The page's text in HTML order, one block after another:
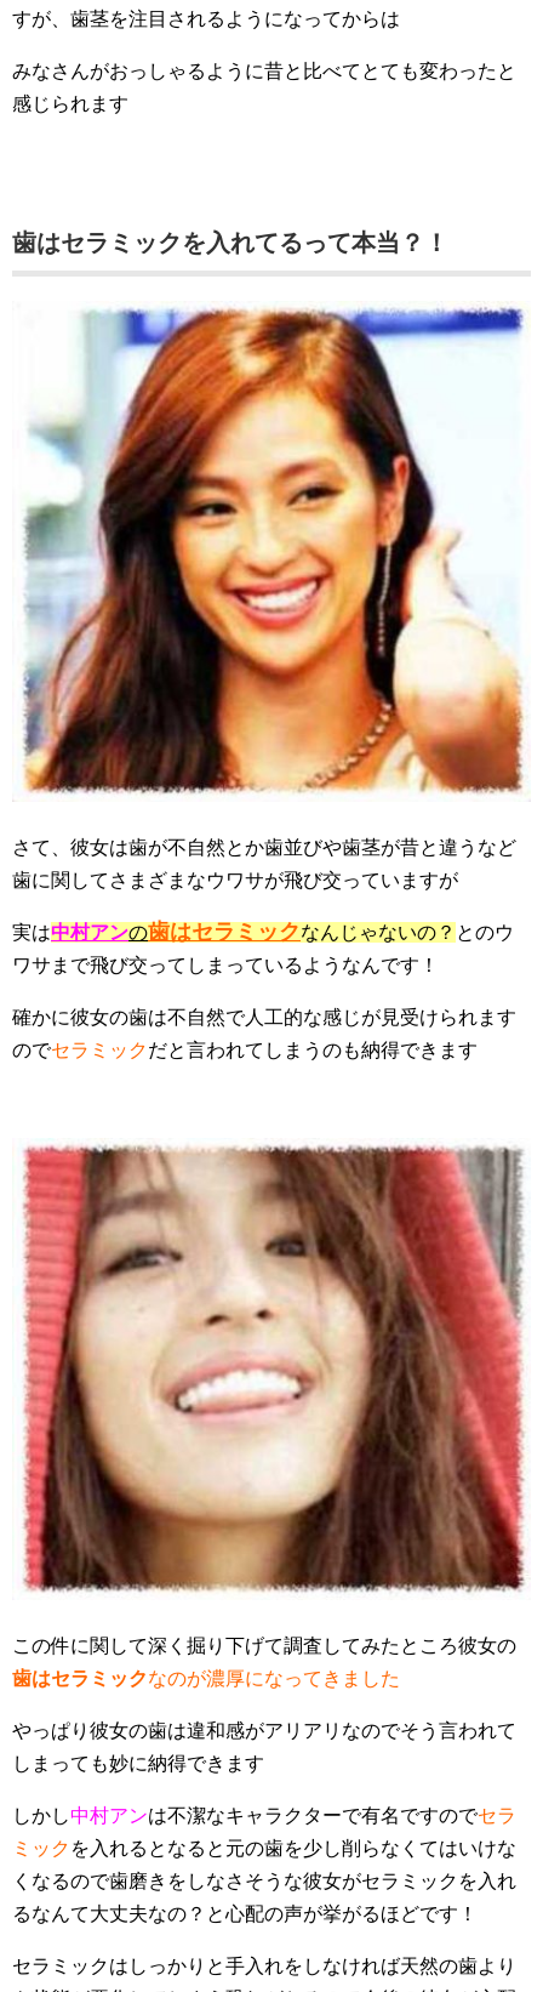
すが、歯茎を注目されるようになってからは
みなさんがおっしゃるように昔と比べてとても変わったと
感じられます
歯はセラミックを入れてるって本当？！
さて、彼女は歯が不自然とか歯並びや歯茎が昔と違うなど
歯に関してさまざまなウワサが飛び交っていますが
実は中村アンの歯はセラミックなんじゃないの？ とのウ
ワサまで飛び交ってしまっているようなんです！
確かに彼女の歯は不自然で人工的な感じが見受けられます
のでセラミックだと言われてしまうのも納得できます
この件に関して深く掘り下げて調査してみたところ彼女の
歯はセラミックなのが濃厚になってきました
やっぱり彼女の歯は違和感がアリアリなのでそう言われて
しまっても妙に納得できます
しかし中村アンは不潔なキャラクターで有名ですのでセラ
ミック を入れるとなると元の歯を少し削らなくてはいけな
くなるので歯磨きをしなさそうな彼女がセラミックを入れ
るなんて大丈夫なの？と心配の声が挙がるほどです！
セラミックはしっかりと手入れをしなければ天然の歯より